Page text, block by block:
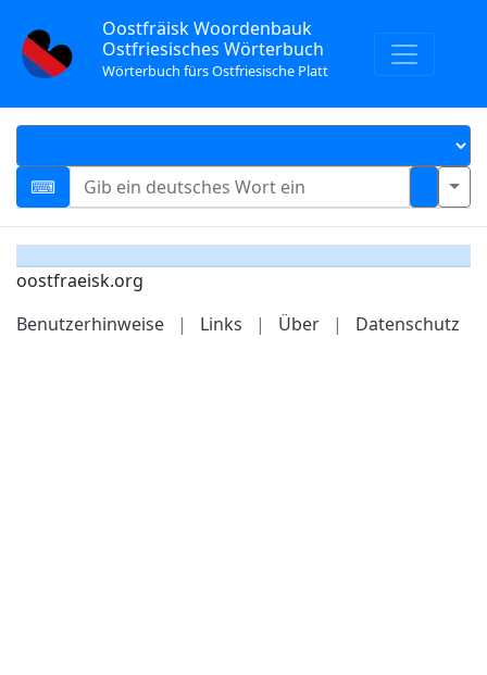
Oostfräisk Woordenbauk
Ostfriesisches Wörterbuch
Wörterbuch fürs Ostfriesische Platt
oostfraeisk.org
Benutzerhinweise
| Links | Über | Datenschutz